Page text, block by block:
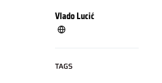
Vlado Lucić
TAGS